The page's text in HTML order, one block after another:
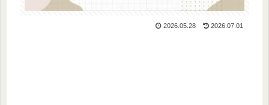
2026.05.28 2026.07.01